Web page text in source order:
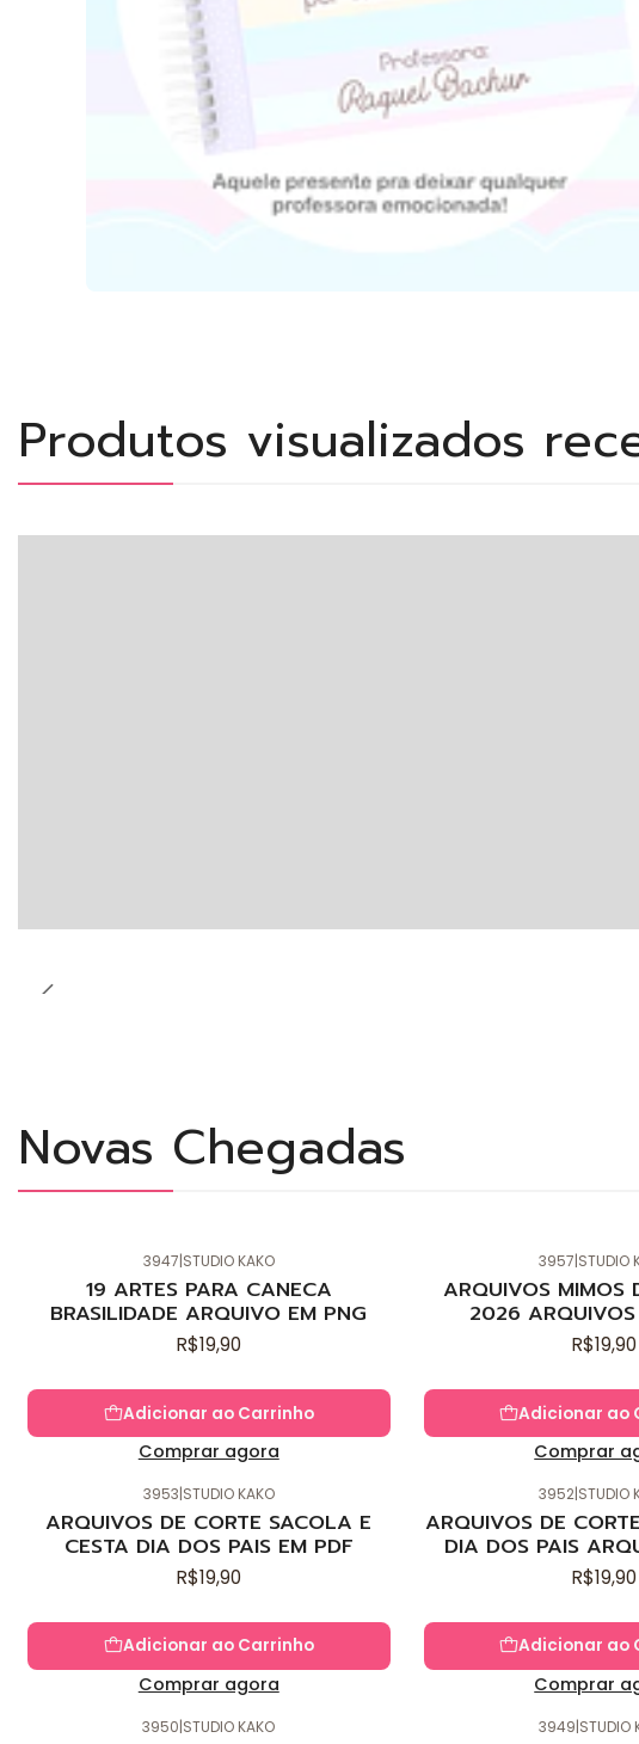
Produtos visualizados
Novas Chegadas
3947|STUDIO KAKO
19 ARTES PARA CANECA
BRASILIDADE ARQUIVO EM PNG
R$19,90
Adicionar ao Carrinho
Comprar agora
3957|STUDIO
ARQUIVOS MIMOS
2026
R$19,90
Adicionar ao
Comprar
3953|STUDIO KAKO
ARQUIVOS DE CORTE SACOLA E
CESTA DIA DOS PAIS EM PDF
R$19,90
Adicionar ao Carrinho
Comprar agora
3952|STUDIO
ARQUIVOS DE
DIA DOS PAIS
R$19,90
Adicionar ao
Comprar
3950|STUDIO KAKO 3949|STUDIO